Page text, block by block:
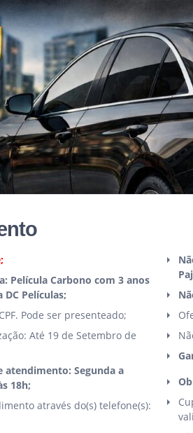
Película Carbono com 3 anos
Películas;
Pode ser presenteado;
Até 19 de Setembro de
atendimento: Segunda a
18h;
através do(s) telefone(s):